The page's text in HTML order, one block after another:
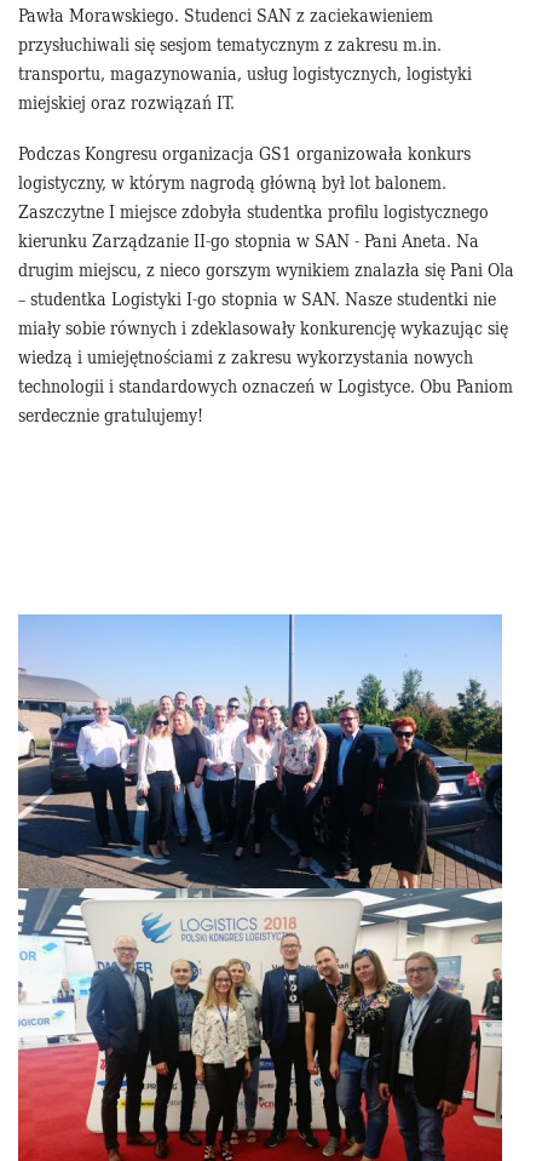
Pawła Morawskiego. Studenci SAN z zaciekawieniem
przysłuchiwali się sesjom tematycznym z zakresu m.in.
transportu, magazynowania, usług logistycznych, logistyki
miejskiej oraz rozwiązań IT.
Podczas Kongresu organizacja GS1 organizowała konkurs
logistyczny, w którym nagrodą główną był lot balonem.
Zaszczytne I miejsce zdobyła studentka profilu logistycznego
kierunku Zarządzanie II-go stopnia w SAN - Pani Aneta. Na
drugim miejscu, z nieco gorszym wynikiem znalazła się Pani Ola
– studentka Logistyki I-go stopnia w SAN. Nasze studentki nie
miały sobie równych i zdeklasowały konkurencję wykazując się
wiedzą i umiejętnościami z zakresu wykorzystania nowych
technologii i standardowych oznaczeń w Logistyce. Obu Paniom
serdecznie gratulujemy!